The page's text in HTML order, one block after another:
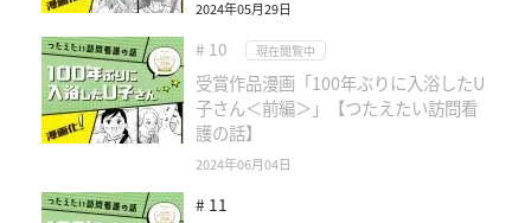
2024年05月29日
# 10 現在閲覧中
受賞作品漫画「100年ぶりに入浴したU
子さん＜前編＞」【つたえたい訪問看
護の話】
2024年06月04日
# 11